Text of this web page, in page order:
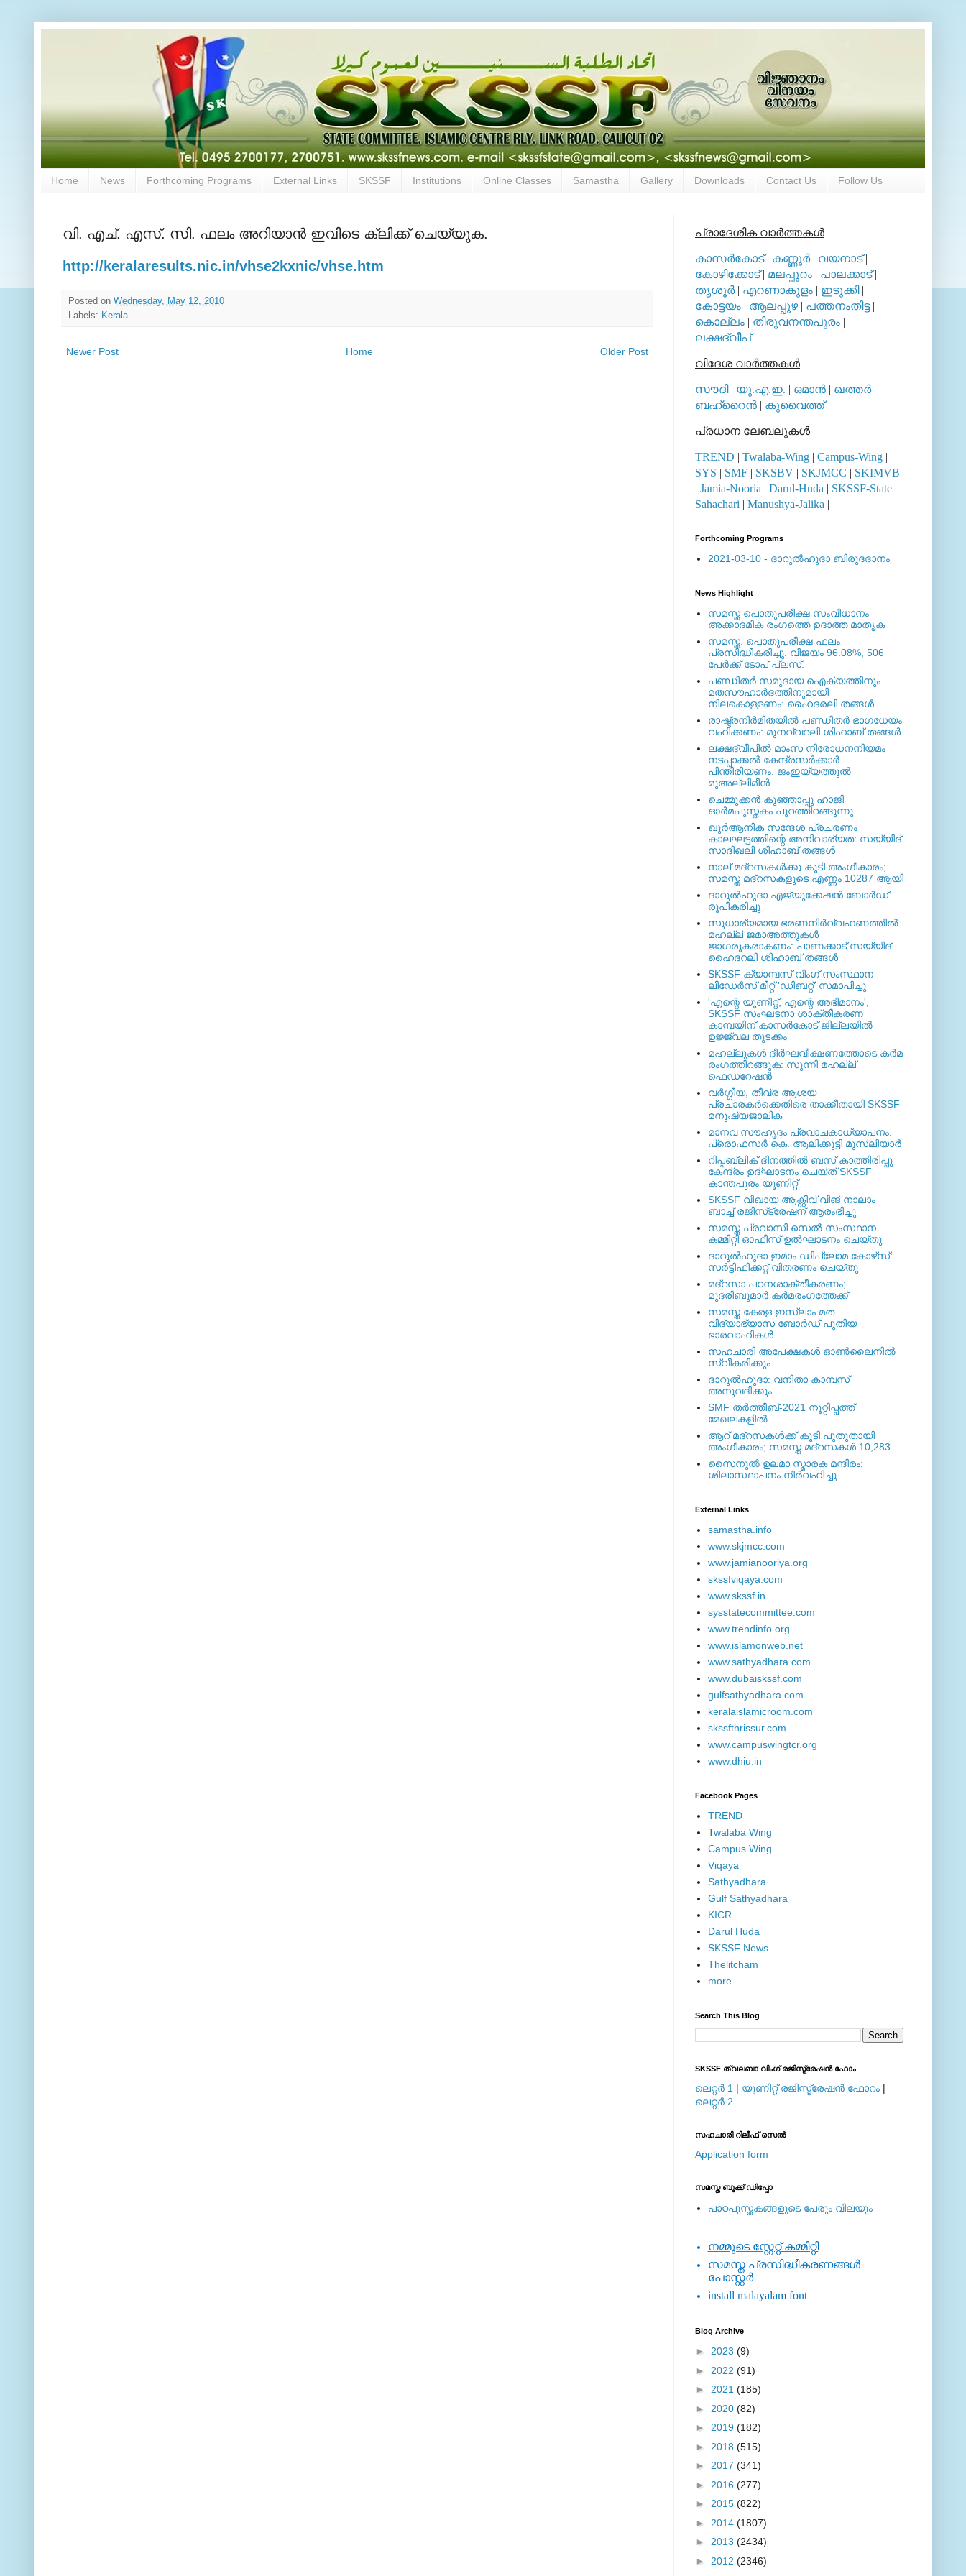
Home News Forthcoming Programs External Links SKSSF Institutions Online Classes Samastha Gallery Downloads Contact Us Follow Us
വി. എച്. എസ്. സി. ഫലം അറിയാന്‍ ഇവിടെ ക്ലിക്ക് ചെയ്യുക.
http://keralaresults.nic.in/vhse2kxnic/vhse.htm
Posted on Wednesday, May 12, 2010
Labels: Kerala
Newer Post Older Post
Home
പ്രാദേശിക വാര്‍ത്തകള്‍
കാസര്‍കോട്| കണ്ണൂര്‍| വയനാട്|
കോഴിക്കോട്| മലപ്പുറം | പാലക്കാട്|
തൃശൂര്‍| എറണാകുളം | ഇടുക്കി|
കോട്ടയം | ആലപ്പുഴ| പത്തനംതിട്ട|
കൊല്ലം | തിരുവനന്തപുരം |
ലക്ഷദ്വീപ്|
വിദേശ വാര്‍ത്തകള്‍
സൗദി| യു.എ.ഇ. | ഒമാന്‍ | ഖത്തര്‍|
ബഹ്റൈന്‍ | കുവൈത്ത്
പ്രധാന ലേബലുകള്‍
TREND | Twalaba-Wing | Campus-Wing |
SYS | SMF | SKSBV | SKJMCC | SKIMVB
| Jamia-Nooria | Darul-Huda | SKSSF-State |
Sahachari | Manushya-Jalika |
Forthcoming Programs
2021-03-10 - ദാറുല്‍ഹുദാ ബിരുദദാനം
News Highlight
സമസ്ത പൊതുപരീക്ഷ സംവിധാനം
അക്കാദമിക രംഗത്തെ ഉദാത്ത മാതൃക
സമസ്ത: പൊതുപരീക്ഷ ഫലം
പ്രസിദ്ധീകരിച്ചു. വിജയം 96.08%, 506
പേര്‍ക്ക് ടോപ് പ്ലസ്.
പണ്ഡിതര്‍ സമുദായ ഐക്യത്തിനും
മതസൗഹാര്‍ദത്തിനുമായി
നിലകൊള്ളണം: ഹൈദരലി തങ്ങള്‍
രാഷ്ട്രനിര്‍മിതയില്‍ പണ്ഡിതര്‍ ഭാഗധേയം
വഹിക്കണം: മുനവ്വറലി ശിഹാബ് തങ്ങള്‍
ലക്ഷദ്വീപില്‍ മാംസ നിരോധനനിയമം
നടപ്പാക്കല്‍ കേന്ദ്രസര്‍ക്കാര്‍
പിന്തിരിയണം: ജംഇയ്യത്തുല്‍
മുഅല്ലിമീന്‍
ചെമ്മുക്കന്‍ കുഞ്ഞാപ്പു ഹാജി
ഓര്‍മപുസ്തകം പുറത്തിറങ്ങുന്നു
ഖുര്‍ആനിക സന്ദേശ പ്രചരണം
കാലഘട്ടത്തിന്റെ അനിവാര്യത: സയ്യിദ്
സാദിഖലി ശിഹാബ് തങ്ങള്‍
നാല് മദ്‌റസകള്‍ക്കു കൂടി അംഗീകാരം;
സമസ്ത മദ്‌റസകളുടെ എണ്ണം 10287 ആയി
ദാറുല്‍ഹുദാ എജ്യുക്കേഷന്‍ ബോര്‍ഡ്
രൂപീകരിച്ചു
സുധാര്യമായ ഭരണനിര്‍വ്വഹണത്തില്‍
മഹല്ല് ജമാഅത്തുകള്‍
ജാഗരൂകരാകണം: പാണക്കാട് സയ്യിദ്
ഹൈദറലി ശിഹാബ് തങ്ങള്‍
SKSSF ക്യാമ്പസ് വിംഗ് സംസ്ഥാന
ലീഡേർസ് മീറ്റ് 'ഡിബറ്റ്' സമാപിച്ചു
'എന്റെ യൂണിറ്റ്, എന്റെ അഭിമാനം';
SKSSF സംഘടനാ ശാക്തീകരണ
കാമ്പയിന് കാസര്‍കോട് ജില്ലയില്‍
ഉജ്ജ്വല തുടക്കം
മഹല്ലുകള്‍ ദീര്‍ഘവീക്ഷണത്തോടെ കര്‍മ
രംഗത്തിറങ്ങുക: സുന്നി മഹല്ല്
ഫെഡറേഷന്‍
വര്‍ഗ്ഗീയ, തീവ്ര ആശയ
പ്രചാരകര്‍ക്കെതിരെ താക്കീതായി SKSSF
മനുഷ്യജാലിക
മാനവ സൗഹൃദം പ്രവാചകാധ്യാപനം:
പ്രൊഫസർ കെ. ആലിക്കുട്ടി മുസ്ലിയാർ
റിപ്പബ്ലിക് ദിനത്തില്‍ ബസ് കാത്തിരിപ്പു
കേന്ദ്രം ഉദ്ഘാടനം ചെയ്ത്‌ SKSSF
കാന്തപുരം യൂണിറ്റ്
SKSSF വിഖായ ആക്റ്റീവ് വിങ് നാലാം
ബാച്ച് രജിസ്‌ട്രേഷന് ആരംഭിച്ചു
സമസ്ത പ്രവാസി സെല്‍ സംസ്ഥാന
കമ്മിറ്റി ഓഫീസ് ഉല്‍ഘാടനം ചെയ്തു
ദാറുല്‍ഹുദാ ഇമാം ഡിപ്ലോമ കോഴ്‌സ്:
സര്‍ട്ടിഫിക്കറ്റ് വിതരണം ചെയ്തു
മദ്‌റസാ പഠനശാക്തീകരണം;
മുദരിബുമാര്‍ കര്‍മരംഗത്തേക്ക്
സമസ്ത കേരള ഇസ്ലാം മത
വിദ്യാഭ്യാസ ബോര്‍ഡ് പുതിയ
ഭാരവാഹികള്‍
സഹചാരി അപേക്ഷകൾ ഓൺലൈനിൽ
സ്വീകരിക്കും
ദാറുല്‍ഹുദാ: വനിതാ കാമ്പസ്
അനുവദിക്കും
SMF തര്‍ത്തീബ്-2021 നൂറ്റിപ്പത്ത്
മേഖലകളില്‍
ആറ് മദ്റസകള്‍ക്ക് കൂടി പുതുതായി
അംഗീകാരം; സമസ്ത മദ്റസകള്‍ 10,283
സൈനുല്‍ ഉലമാ സ്മാരക മന്ദിരം;
ശിലാസ്ഥാപനം നിര്‍വഹിച്ചു
External ‎Links
samastha.info
www.skjmcc.com
www.jamianooriya.org
skssfviqaya.com
www.skssf.in
sysstatecommittee.com
www.trendinfo.org
www.islamonweb.net
www.sathyadhara.com
www.dubaiskssf.com
gulfsathyadhara.com
keralaislamicroom.com
skssfthrissur.com
www.campuswingtcr.org
www.dhiu.in
Facebook Pages
TREND
Twalaba Wing
Campus Wing
Viqaya
Sathyadhara
Gulf Sathyadhara
KICR
Darul Huda
SKSSF News
Thelitcham
more
Search This Blog
SKSSF ത്വലബാ വിംഗ് രജിസ്ട്രേഷന്‍ ഫോം
ലെറ്റര്‍ 1 | യൂണിറ്റ് രജിസ്ട്രേഷന്‍ ഫോറം |
ലെറ്റര്‍ 2
സഹചാരി റിലീഫ് സെല്‍
Application form
സമസ്ത ബുക്ക് ഡിപ്പോ
പാഠപുസ്തകങ്ങളുടെ പേരും വിലയും
നമ്മുടെ സ്റ്റേറ്റ് കമ്മിറ്റി
സമസ്ത പ്രസിദ്ധീകരണങ്ങള്‍
പോസ്റ്റര്‍
install malayalam font
Blog Archive
► 2023 (9)
► 2022 (91)
► 2021 (185)
► 2020 (82)
► 2019 (182)
► 2018 (515)
► 2017 (341)
► 2016 (277)
► 2015 (822)
► 2014 (1807)
► 2013 (2434)
► 2012 (2346)